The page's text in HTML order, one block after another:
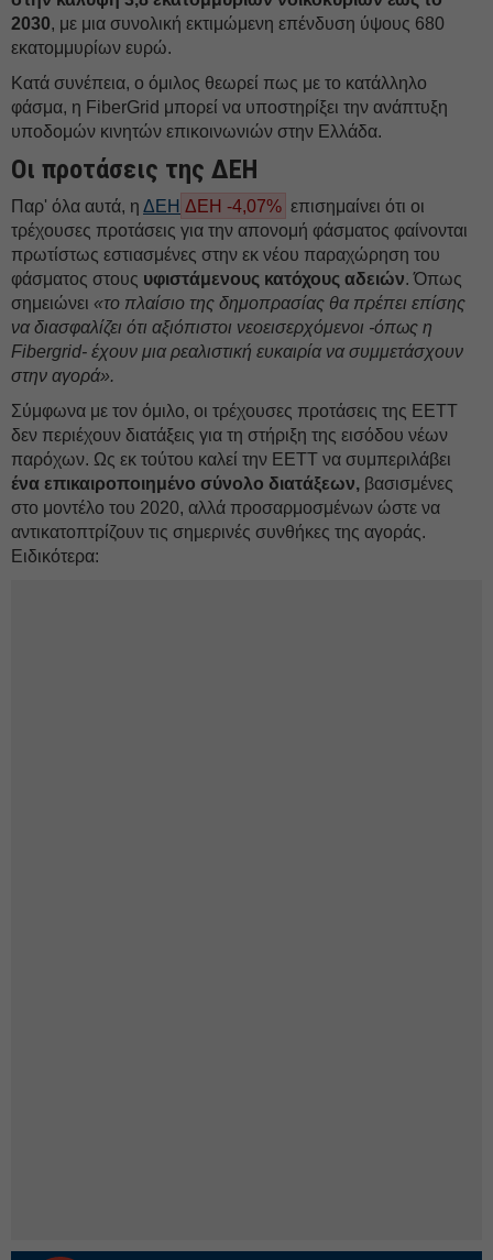
2030, με μια συνολική εκτιμώμενη επένδυση ύψους 680
εκατομμυρίων ευρώ.
Κατά συνέπεια, ο όμιλος θεωρεί πως με το κατάλληλο
φάσμα, η FiberGrid μπορεί να υποστηρίξει την ανάπτυξη
υποδομών κινητών επικοινωνιών στην Ελλάδα.
Οι προτάσεις της ΔΕH
Παρ' όλα αυτά, η ΔΕΗ ΔΕΗ -4,07% επισημαίνει ότι οι
τρέχουσες προτάσεις για την απονομή φάσματος φαίνονται
πρωτίστως εστιασμένες στην εκ νέου παραχώρηση του
φάσματος στους υφιστάμενους κατόχους αδειών. Όπως
σημειώνει «το πλαίσιο της δημοπρασίας θα πρέπει επίσης
να διασφαλίζει ότι αξιόπιστοι νεοεισερχόμενοι -όπως η
Fibergrid- έχουν μια ρεαλιστική ευκαιρία να συμμετάσχουν
στην αγορά».
Σύμφωνα με τον όμιλο, οι τρέχουσες προτάσεις της ΕΕΤΤ
δεν περιέχουν διατάξεις για τη στήριξη της εισόδου νέων
παρόχων. Ως εκ τούτου καλεί την ΕΕΤΤ να συμπεριλάβει
ένα επικαιροποιημένο σύνολο διατάξεων, βασισμένες
στο μοντέλο του 2020, αλλά προσαρμοσμένων ώστε να
αντικατοπτρίζουν τις σημερινές συνθήκες της αγοράς.
Ειδικότερα: